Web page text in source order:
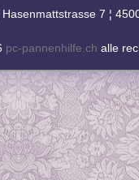
Hasenmattstrasse 7 ¦
pc-pannenhilfe.ch alle